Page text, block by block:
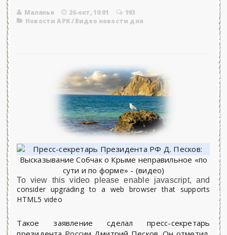
Маланья 26-окт, 10:01
193
Новости АРК/Видео новости дня
To view this video please enable javascript, and
consider upgrading to a web browser that supports
HTML5 video
Такое заявление сделал пресс-секретарь